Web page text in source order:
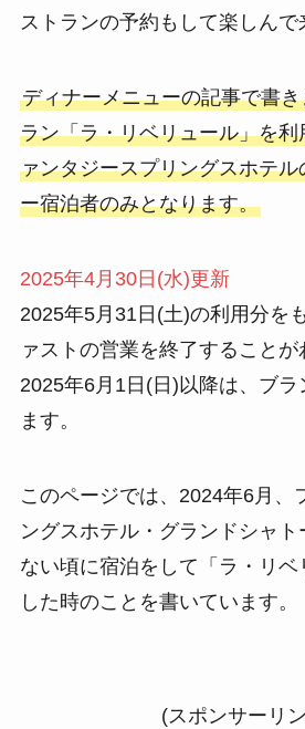
ストランの予約もして楽しんで
ディナーメニューの記事で書
ラン「ラ・リベリュール」を
ァンタジースプリングスホテ
ー宿泊者のみとなります。
2025年4月30日(水)更新
2025年5月31日(土)の利用分を
ァストの営業を終了することが
2025年6月1日(日)以降は、ブ
ます。
このページでは、2024年6月、
ングスホテル・グランドシャト
ない頃に宿泊をして「ラ・リベ
した時のことを書いています。
(スポンサーリ